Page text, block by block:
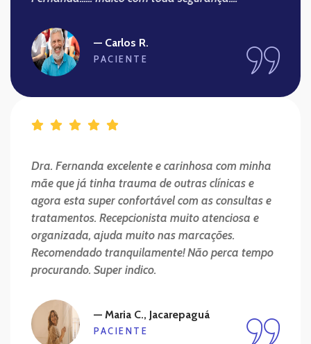
— Carlos R.
PACIENTE
Dra. Fernanda excelente e carinhosa com minha
mãe que já tinha trauma de outras clínicas e
agora esta super confortável com as consultas e
tratamentos. Recepcionista muito atenciosa e
organizada, ajuda muito nas marcações.
Recomendado tranquilamente! Não perca tempo
procurando. Super indico.
— Maria C., Jacarepaguá
PACIENTE